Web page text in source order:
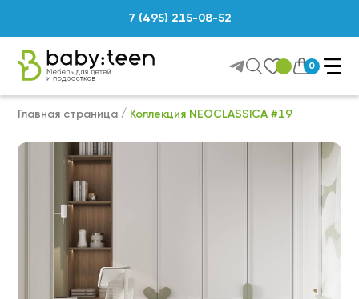
7 (495) 215-08-52
0
Главная страница Коллекция NEOCLASSICA #19